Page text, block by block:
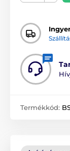
Termékkód: